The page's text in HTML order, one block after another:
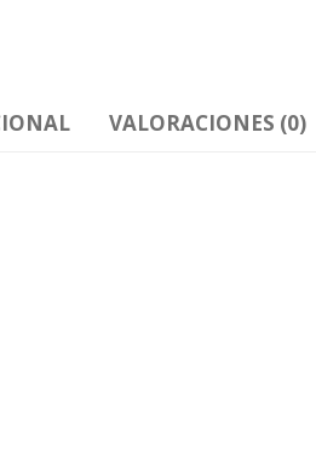
VALORACIONES (0)